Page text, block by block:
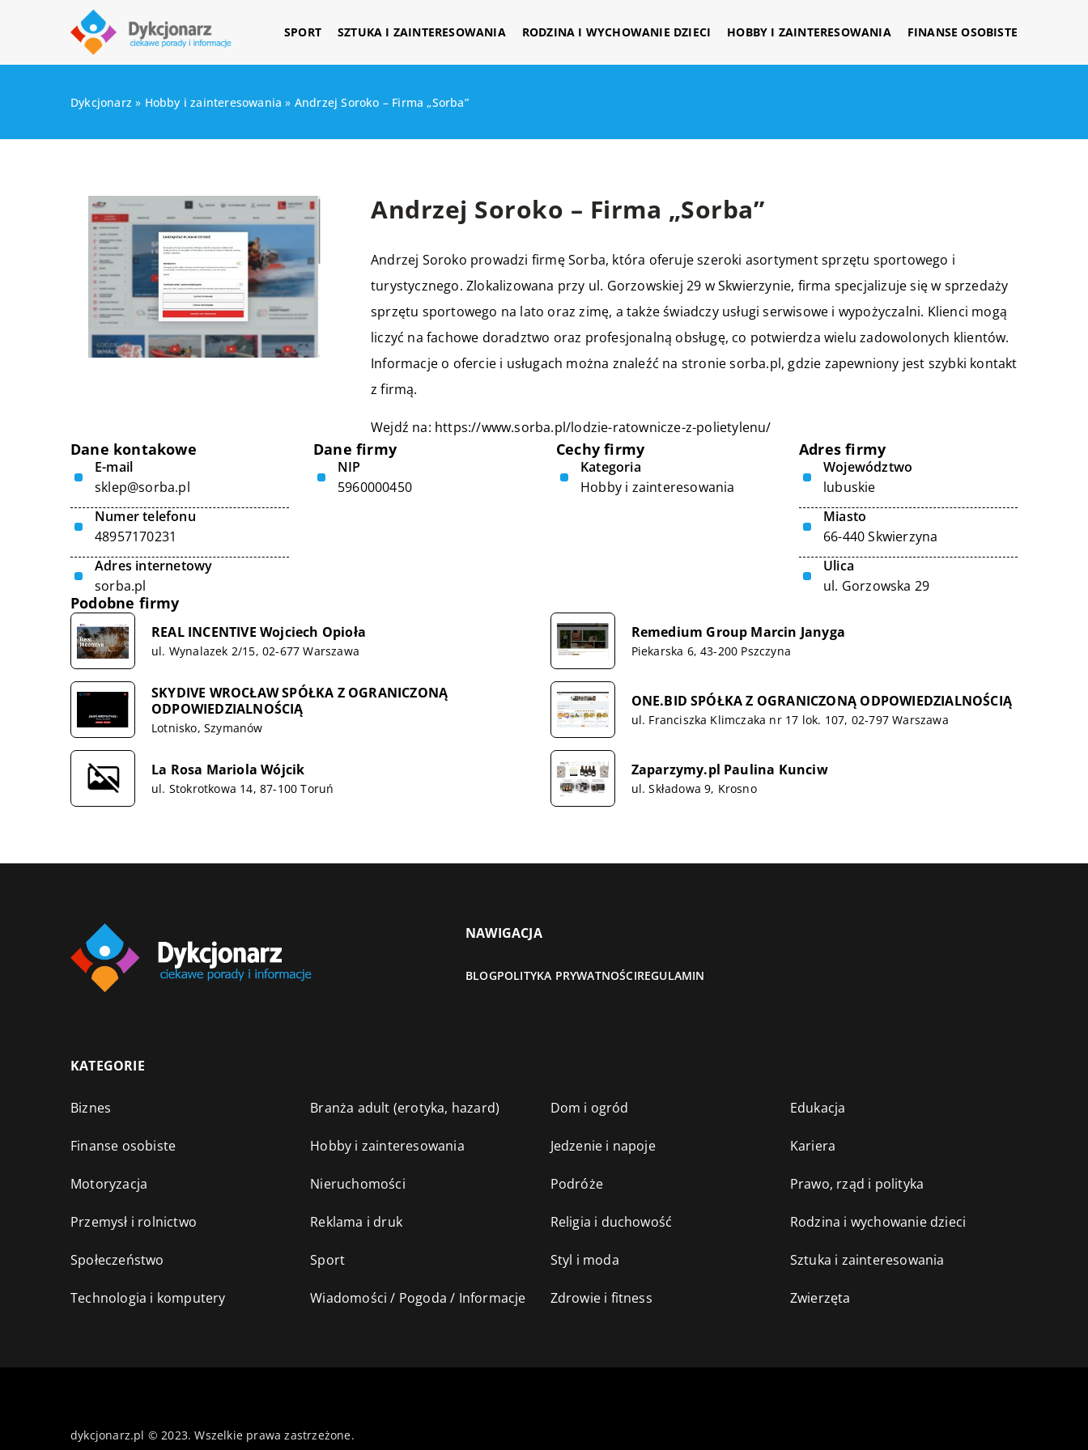
SPORT SZTUKA I ZAINTERESOWANIA RODZINA I WYCHOWANIE DZIECI HOBBY I ZAINTERESOWANIA FINANSE OSOBISTE
Dykcjonarz » Hobby i zainteresowania » Andrzej Soroko – Firma „Sorba”
Andrzej Soroko – Firma „Sorba”
Andrzej Soroko prowadzi firmę Sorba, która oferuje szeroki asortyment sprzętu sportowego i
turystycznego. Zlokalizowana przy ul. Gorzowskiej 29 w Skwierzynie, firma specjalizuje się w sprzedaży
sprzętu sportowego na lato oraz zimę, a także świadczy usługi serwisowe i wypożyczalni. Klienci mogą
liczyć na fachowe doradztwo oraz profesjonalną obsługę, co potwierdza wielu zadowolonych klientów.
Informacje o ofercie i usługach można znaleźć na stronie sorba.pl, gdzie zapewniony jest szybki kontakt
z firmą.
Wejdź na: https://www.sorba.pl/lodzie-ratownicze-z-polietylenu/
Dane kontakowe
E-mail
sklep@sorba.pl
Numer telefonu
48957170231
Adres internetowy
sorba.pl
Dane firmy
NIP
5960000450
Cechy firmy
Kategoria
Hobby i zainteresowania
Adres firmy
Województwo
lubuskie
Miasto
66-440 Skwierzyna
Ulica
ul. Gorzowska 29
Podobne firmy
REAL INCENTIVE Wojciech Opioła
ul. Wynalazek 2/15, 02-677 Warszawa
Remedium Group Marcin Janyga
Piekarska 6, 43-200 Pszczyna
SKYDIVE WROCŁAW SPÓŁKA Z OGRANICZONĄ
ODPOWIEDZIALNOŚCIĄ
Lotnisko, Szymanów
ONE.BID SPÓŁKA Z OGRANICZONĄ ODPOWIEDZIALNOŚCIĄ
ul. Franciszka Klimczaka nr 17 lok. 107, 02-797 Warszawa
La Rosa Mariola Wójcik
ul. Stokrotkowa 14, 87-100 Toruń
Zaparzymy.pl Paulina Kunciw
ul. Składowa 9, Krosno
NAWIGACJA
BLOGPOLITYKA PRYWATNOŚCIREGULAMIN
KATEGORIE
Biznes Branża adult (erotyka, hazard) Dom i ogród Edukacja
Finanse osobiste Hobby i zainteresowania Jedzenie i napoje Kariera
Motoryzacja Nieruchomości Podróże Prawo, rząd i polityka
Przemysł i rolnictwo Reklama i druk Religia i duchowość Rodzina i wychowanie dzieci
Społeczeństwo Sport Styl i moda Sztuka i zainteresowania
Technologia i komputery Wiadomości / Pogoda / Informacje Zdrowie i fitness Zwierzęta
dykcjonarz.pl © 2023. Wszelkie prawa zastrzeżone.